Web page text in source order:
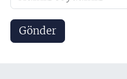
Gönder